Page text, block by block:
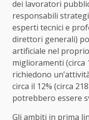
dei lavoratori
responsabili
esperti tecnici e
direttori generali)
artificiale nel
miglioramenti (circa
richiedono
circa il 12% (circa
potrebbero essere
Gli ambiti in prima